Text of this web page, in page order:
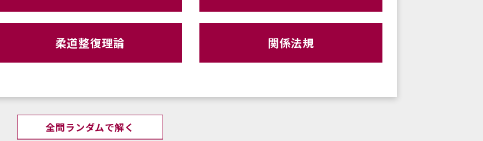
柔道整復理論 関係法規
全問ランダムで解く